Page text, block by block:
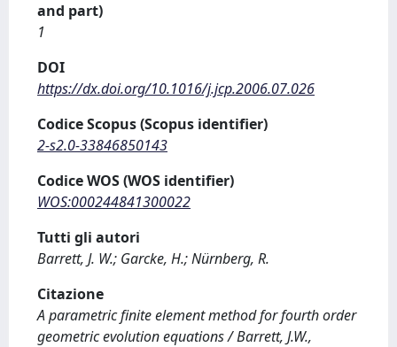
and part)
1
DOI
https://dx.doi.org/10.1016/j.jcp.2006.07.026
Codice Scopus (Scopus identifier)
2-s2.0-33846850143
Codice WOS (WOS identifier)
WOS:000244841300022
Tutti gli autori
Barrett, J. W.; Garcke, H.; Nürnberg, R.
Citazione
A parametric finite element method for fourth order
geometric evolution equations / Barrett, J.W.,